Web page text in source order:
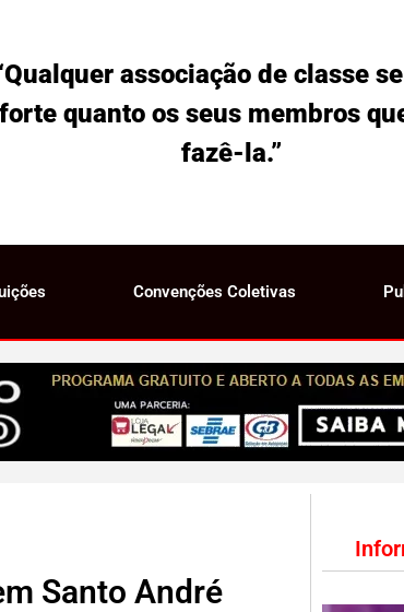
associação de classe
forte quanto os seus membros
fazê-la.”
Convenções Coletivas
Santo André